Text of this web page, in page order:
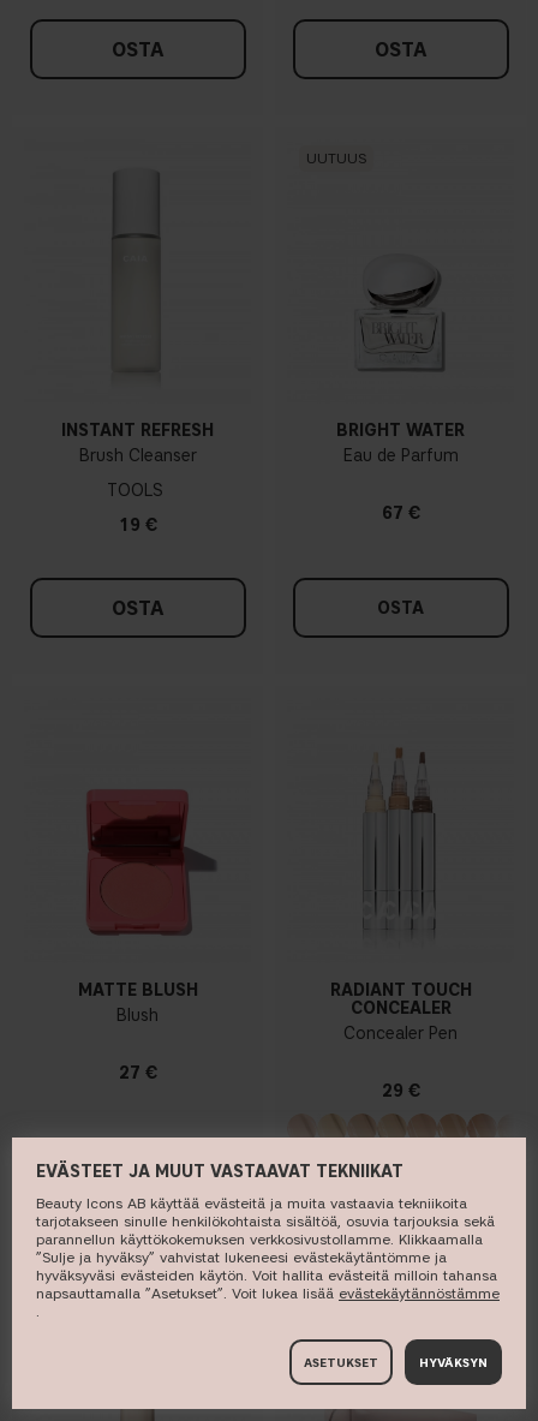
OSTA OSTA
INSTANT REFRESH
Brush Cleanser
TOOLS
19 €
OSTA
UUTUUS
BRIGHT WATER
Eau de Parfum
67 €
OSTA
MATTE BLUSH
Blush
27 €
OSTA
RADIANT TOUCH
CONCEALER
Concealer Pen
29 €
OSTA
EVÄSTEET JA MUUT VASTAAVAT TEKNIIKAT
Beauty Icons AB käyttää evästeitä ja muita vastaavia tekniikoita
tarjotakseen sinulle henkilökohtaista sisältöä, osuvia tarjouksia sekä
parannellun käyttökokemuksen verkkosivustollamme. Klikkaamalla
”Sulje ja hyväksy” vahvistat lukeneesi evästekäytäntömme ja
hyväksyväsi evästeiden käytön. Voit hallita evästeitä milloin tahansa
napsauttamalla ”Asetukset”. Voit lukea lisää ​ evästekäytännöstämme
.
ASETUKSET HYVÄKSYN